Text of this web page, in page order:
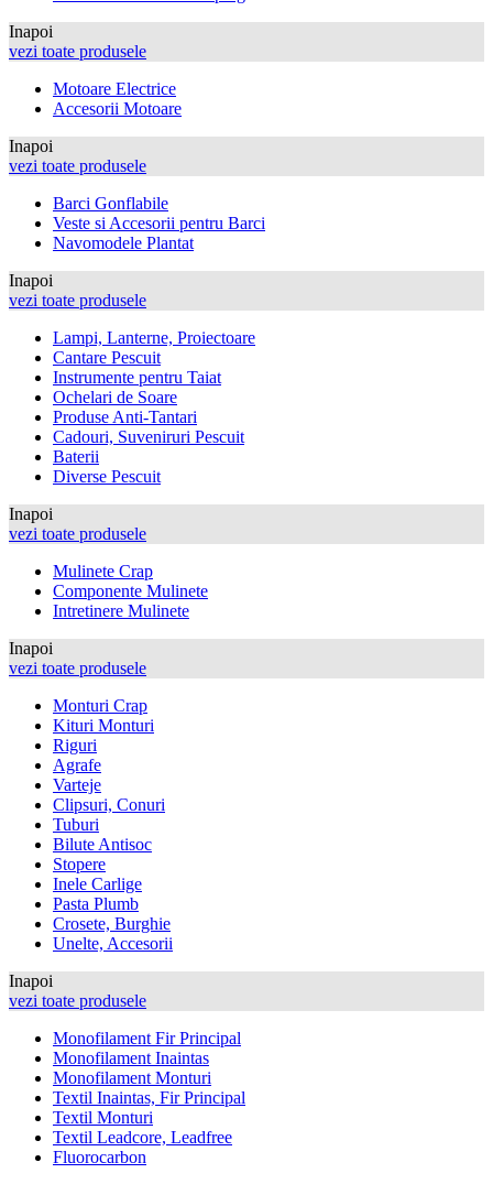
Inapoi
vezi toate produsele
Motoare Electrice
Accesorii Motoare
Inapoi
vezi toate produsele
Barci Gonflabile
Veste si Accesorii pentru Barci
Navomodele Plantat
Inapoi
vezi toate produsele
Lampi, Lanterne, Proiectoare
Cantare Pescuit
Instrumente pentru Taiat
Ochelari de Soare
Produse Anti-Tantari
Cadouri, Suveniruri Pescuit
Baterii
Diverse Pescuit
Inapoi
vezi toate produsele
Mulinete Crap
Componente Mulinete
Intretinere Mulinete
Inapoi
vezi toate produsele
Monturi Crap
Kituri Monturi
Riguri
Agrafe
Varteje
Clipsuri, Conuri
Tuburi
Bilute Antisoc
Stopere
Inele Carlige
Pasta Plumb
Crosete, Burghie
Unelte, Accesorii
Inapoi
vezi toate produsele
Monofilament Fir Principal
Monofilament Inaintas
Monofilament Monturi
Textil Inaintas, Fir Principal
Textil Monturi
Textil Leadcore, Leadfree
Fluorocarbon